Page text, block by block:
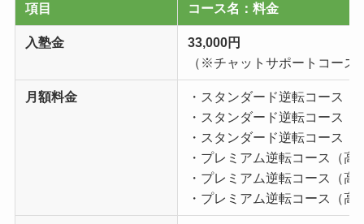
項目 コース名：料金
入塾金
33,000円
（※チャットサポートコース
月額料金
・スタンダード逆転コース（
・スタンダード逆転コース（
・スタンダード逆転コース（
・プレミアム逆転コース（高
・プレミアム逆転コース（高
・プレミアム逆転コース（高